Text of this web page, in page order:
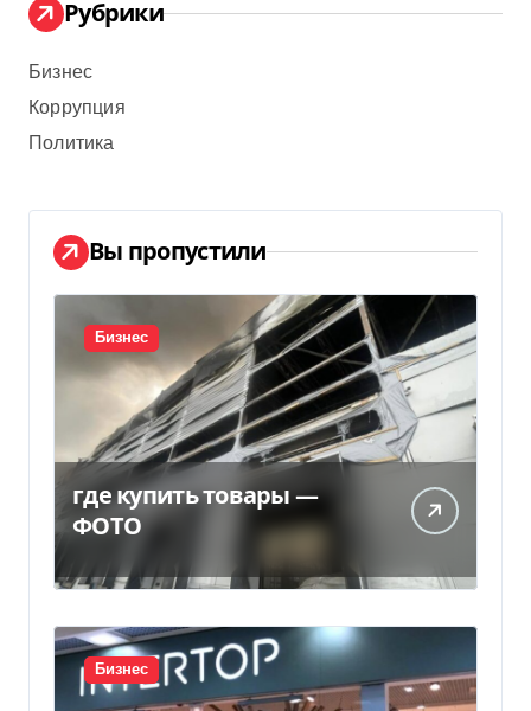
Рубрики
Бизнес
Коррупция
Политика
Вы пропустили
Бизнес
где купить товары —
ФОТО
Бизнес